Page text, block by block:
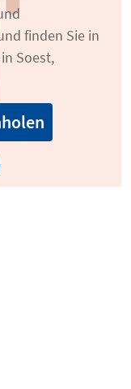
finden Sie in
Soest,